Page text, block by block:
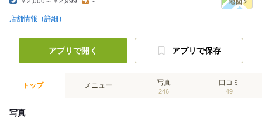
店舗情報（詳細）
アプリで開く アプリで保存
トップ メニュー 写真
246
口コミ
49
写真